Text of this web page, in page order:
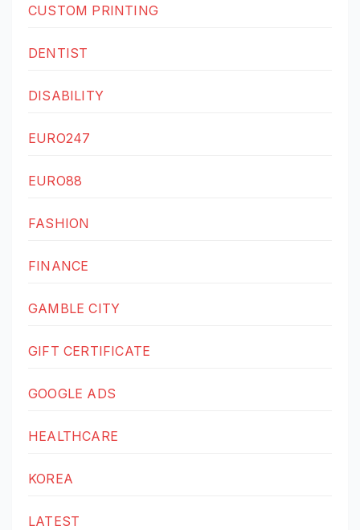
CUSTOM PRINTING
DENTIST
DISABILITY
EURO247
EURO88
FASHION
FINANCE
GAMBLE CITY
GIFT CERTIFICATE
GOOGLE ADS
HEALTHCARE
KOREA
LATEST